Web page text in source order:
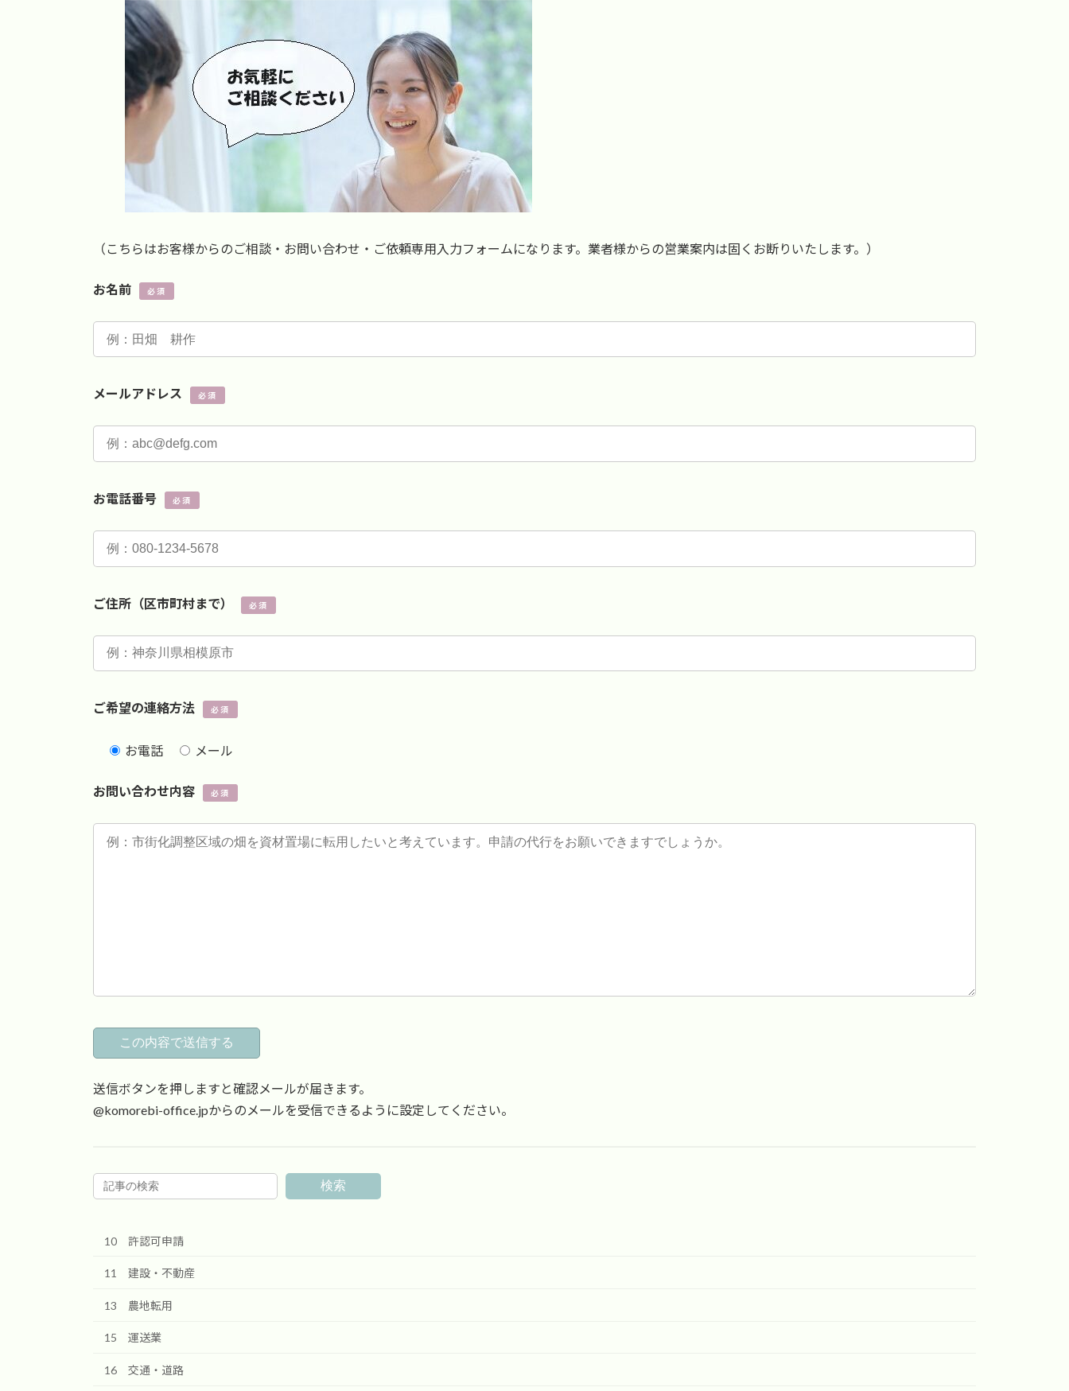
（こちらはお客様からのご相談・お問い合わせ・ご依頼専用入力フォームになります。業者様からの営業案内は固くお断りいたします。）
お名前 必須
メールアドレス 必須
お電話番号 必須
ご住所（区市町村まで） 必須
ご希望の連絡方法 必須
お電話 メール
お問い合わせ内容 必須
送信ボタンを押しますと確認メールが届きます。
@komorebi-office.jpからのメールを受信できるように設定してください。
検索
10 許認可申請
11 建設・不動産
13 農地転用
15 運送業
16 交通・道路